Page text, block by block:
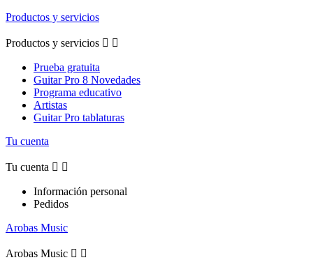
Productos y servicios
Productos y servicios  
Prueba gratuita
Guitar Pro 8 Novedades
Programa educativo
Artistas
Guitar Pro tablaturas
Tu cuenta
Tu cuenta  
Información personal
Pedidos
Arobas Music
Arobas Music  